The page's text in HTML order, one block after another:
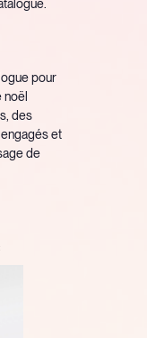
pour
noël
des
et
de